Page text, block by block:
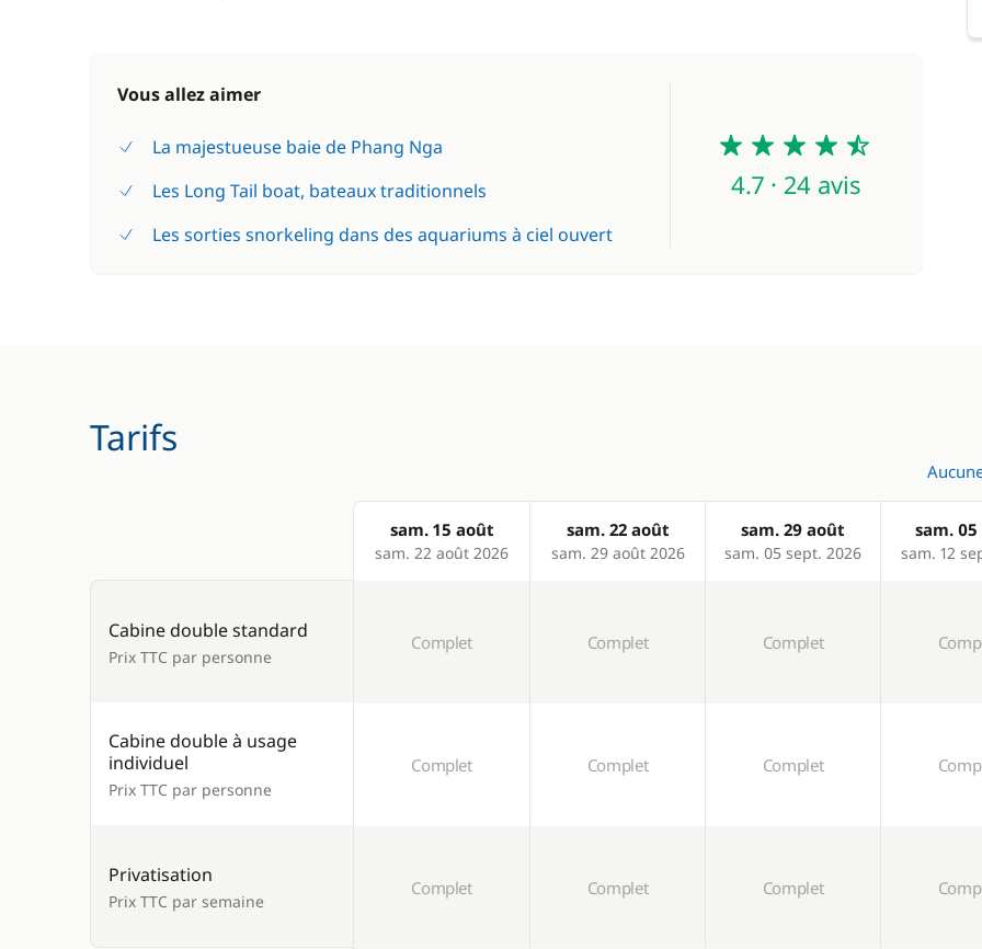
Vous allez aimer
La majestueuse baie de Phang Nga
Les Long Tail boat, bateaux traditionnels
Les sorties snorkeling dans des aquariums à ciel ouvert
4.7
4.7 · 24 avis
Tarifs
Products
sam. 15 août
sam. 22 août 2026
sam. 22 août
sam. 29 août 2026
sam. 29 août
sam. 05 sept. 2026
sam.
sam. 12
Cabine double standard
Prix TTC par personne
Complet Complet Complet
Cabine double à usage
individuel
Prix TTC par personne
Complet Complet Complet
Privatisation
Prix TTC par semaine
Complet Complet Complet